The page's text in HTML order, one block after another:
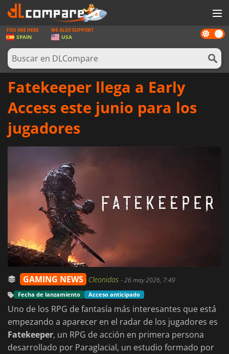
JUEGOS
TARJETAS PREPAGO
SOFTWARE
NOTICIAS
Dark
mode
YOU ARE HERE
SPAIN
WE ALSO SUPPORT
USA
Fatekeeper llega a Early
Access este junio para los
jugadores
GAMING NEWS Cleonidas -26 may 2026, 7:49
Fecha de lanzamiento Acceso anticipado
Uno de los RPG de fantasía más interesantes que está
empezando a aparecer en el radar de los jugadores es
Fatekeeper, un RPG de acción en primera persona
desarrollado por Paraglacial, un estudio formado por